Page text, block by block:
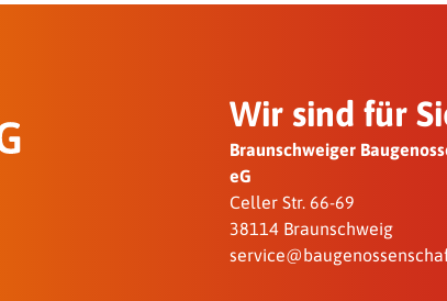
Wir sind für
Braunschweiger
eG
Celler Str. 66-69
38114 Braunschweig